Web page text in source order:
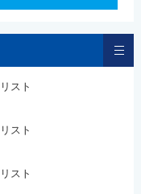
スト
スト
スト